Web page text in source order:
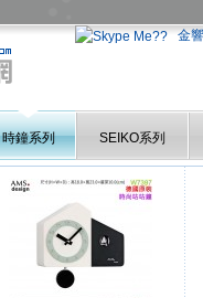
金
時鐘系列 SEIKO系列